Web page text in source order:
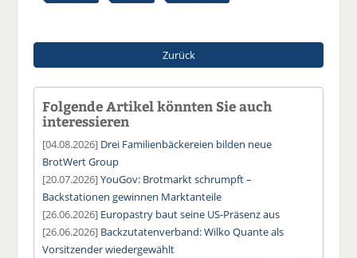
Zurück
Folgende Artikel könnten Sie auch
interessieren
[04.08.2026] Drei Familienbäckereien bilden neue
BrotWert Group
[20.07.2026]YouGov: Brotmarkt schrumpft –
Backstationen gewinnen Marktanteile
[26.06.2026] Europastry baut seine US-Präsenz aus
[26.06.2026] Backzutatenverband: Wilko Quante als
Vorsitzender wiedergewählt